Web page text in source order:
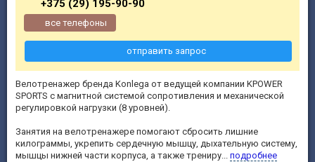
Велотренажер бренда Konlega от ведущей компании KPOWER
SPORTS с магнитной системой сопротивления и механической
регулировкой нагрузки (8 уровней).
Занятия на велотренажере помогают сбросить лишние
килограммы, укрепить сердечную мышцу, дыхательную систему,
мышцы нижней части корпуса, а также трениру... подробнее
+375 (29) 195-90-90
все телефоны
отправить запрос